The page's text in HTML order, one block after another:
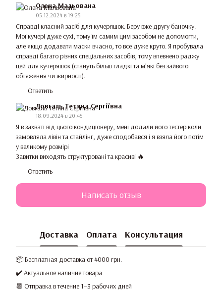
Олена Мальована
05.12.2024 в 19:25
Справді класний засіб для кучеряшок. Беру вже другу баночку.
Мої кучері дуже сухі, тому їм самим цим засобом не допомогти,
але якщо додавати маски вчасно, то все дуже круто. Я пробувала
справді багато різних спеціальних засобів, тому впевнено раджу
цей для кучеряшок (стануть більш гладкі та мʼякі без зайвого
обтяження чи жирності).
Ответить
Довгаль Тетяна Сергіївна
18.09.2024 в 20:45
Я в захваті від цього кондиціонеру, мені додали його тестер коли
замовляла лівін та стайлінг, дуже сподобався і я взяла його потім
у великому розмірі
Завитки виходять структуровані та красиві 🔥
Ответить
Написать отзыв
Доставка Оплата Консультация
📦 Бесплатная доставка от 4000 грн.
✔️ Актуальное наличие товара
📆 Отправка в течение 1–3 рабочих дней